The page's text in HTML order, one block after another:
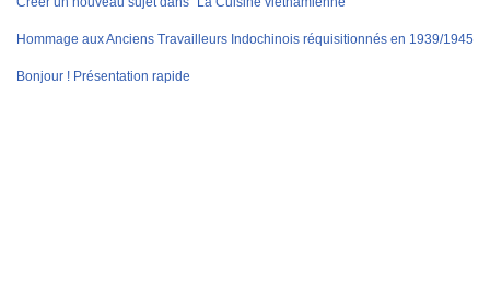
Hommage aux Anciens Travailleurs Indochinois réquisitionnés en 1939/1945
Bonjour ! Présentation rapide